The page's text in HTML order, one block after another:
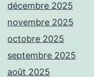
décembre 2025
novembre 2025
octobre 2025
septembre 2025
août 2025